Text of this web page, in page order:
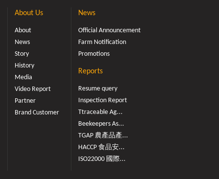
About Us
About
News
Story
History
Media
Video Report
Partner
Brand Customer
News
Official Announcement
Farm Notification
Promotions
Reports
Resume query
Inspection Report
Ttraceable Ag...
Beekeepers As...
TGAP 農產品產...
HACCP 食品安...
ISO22000 國際...